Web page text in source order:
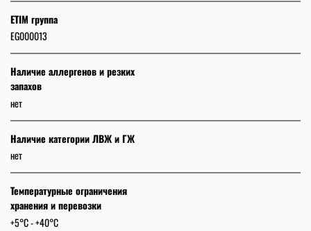
ETIM группа
EG000013
Наличие аллергенов и резких
запахов
нет
Наличие категории ЛВЖ и ГЖ
нет
Температурные ограничения
хранения и перевозки
+5°C - +40°C